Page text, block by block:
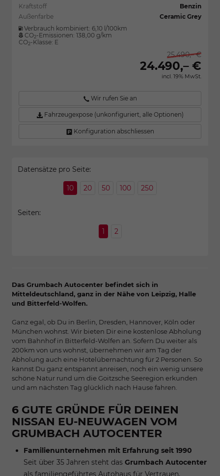
Kraftstoff
Benzin
Außenfarbe
Ceramic Grey
Verbrauch kombiniert: 6,10 l/100km
CO2-Emissionen: 138,00 g/km
CO2-Klasse: E
25.490,– €
24.490,– €
incl. 19% MwSt.
Wir rufen Sie an
Fahrzeugexpose (unkonfiguriert, alle Optionen)
Konfiguration abschliessen
Datensätze pro Seite:
10 20 50 100 250
Seiten:
1 2
Das Grumbach Autocenter befindet sich in
Mitteldeutschland, ganz in der Nähe von Leipzig, Halle
und Bitterfeld-Wolfen.
Ganz egal, ob Du in Berlin, Dresden, Hannover, Köln oder
München wohnst. Wir bieten Dir eine kostenlose Abholung
vom Bahnhof in Bitterfeld-Wolfen an. Sofern Du weiter als
200km von uns wohnst, übernehmen wir am Tag der
Abholung auch eine Hotelübernachtung für 2 Personen. So
kannst Du ganz entspannt anreisen, noch ein wenig unsere
schöne Natur rund um die Goitzsche Seeregion erkunden
und am nächsten Tag glücklich nach Hause fahren.
6 GUTE GRÜNDE FÜR DEINEN
NISSAN EU-NEUWAGEN VOM
GRUMBACH AUTOCENTER
Familienunternehmen mit Erfahrung seit 1990
Seit über 35 Jahren steht das Grumbach Autocenter
als familiengeführtes Autohaus für Vertrauen,